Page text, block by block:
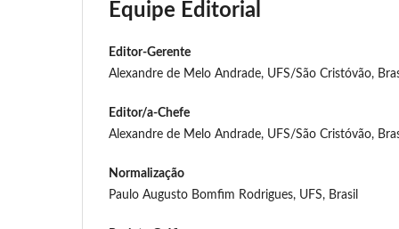
Equipe Editorial
Editor-Gerente
Alexandre de Melo Andrade, UFS/São Cristóvão,
Editor/a-Chefe
Alexandre de Melo Andrade, UFS/São Cristóvão,
Normalização
Paulo Augusto Bomfim Rodrigues, UFS, Brasil